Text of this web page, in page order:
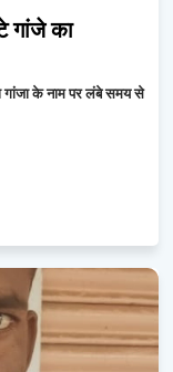
गांजे का
गांजा के नाम पर लंबे समय से